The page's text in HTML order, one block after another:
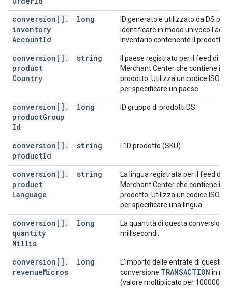
conversion[] .
inventory
AccountId
long
ID generato e utilizzato da DS per
identificare in modo univoco
inventario contenente il prodotto.
conversion[] .
product
Country
string
Il paese registrato per il feed di
Merchant Center che contiene il
prodotto. Utilizza un codice ISO
per specificare un paese.
conversion[] .
productGroup
Id
long ID gruppo di prodotti DS.
conversion[] .
productId
string L'ID prodotto (SKU).
conversion[] .
product
Language
string
La lingua registrata per il feed di
Merchant Center che contiene il
prodotto. Utilizza un codice ISO
per specificare una lingua.
conversion[] .
quantity
Millis
long
La quantità di questa
millisecondi.
conversion[] .
revenueMicros
long
L'importo delle entrate di questa
conversione TRANSACTION in
(valore moltiplicato per 1000000,